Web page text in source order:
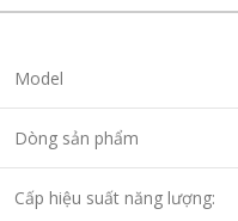
Model
Dòng sản phẩm
Cấp hiệu suất năng lượng: